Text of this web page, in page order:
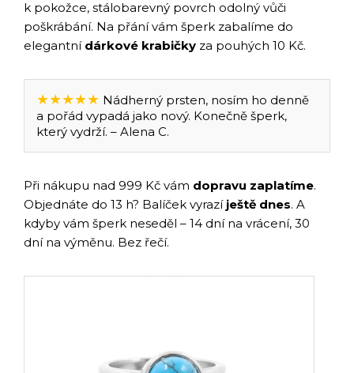
k pokožce, stálobarevný povrch odolný vůči
poškrábání. Na přání vám šperk zabalíme do
elegantní dárkové krabičky za pouhých 10 Kč.
★★★★★ Nádherný prsten, nosím ho denně
a pořád vypadá jako nový. Konečně šperk,
který vydrží. – Alena C.
Při nákupu nad 999 Kč vám dopravu zaplatíme.
Objednáte do 13 h? Balíček vyrazí ještě dnes. A
kdyby vám šperk neseděl – 14 dní na vrácení, 30
dní na výměnu. Bez řečí.